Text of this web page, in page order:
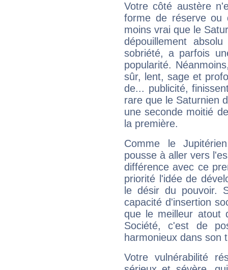
Votre côté austère
forme de réserve
moins vrai que le
dépouillement
sobriété, a parfois
popularité.
sûr, lent, sage et
de... publicité,
rare que le Saturnien
une seconde moitié
la première.
Comme le
pousse à aller vers
différence avec ce
priorité l'idée de
le désir du pouvoir.
capacité d'insertion
que le meilleur atout
Société, c'est de
harmonieux dans son
Votre vulnérabilité